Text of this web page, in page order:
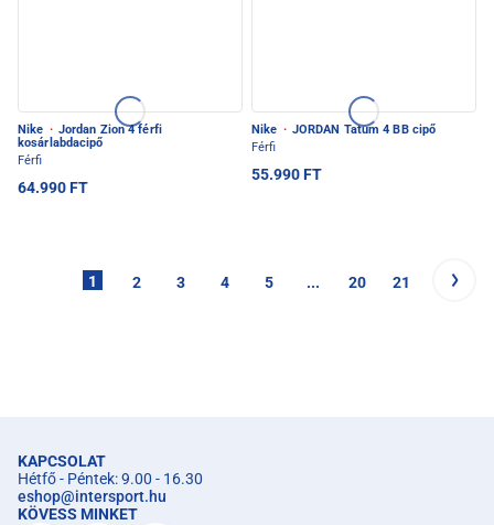
Nike · Jordan Zion 4 férfi
kosárlabdacipő
Férfi
64.990 FT
Nike · JORDAN Tatum 4 BB cipő
Férfi
55.990 FT
1 2 3 4 5 ... 20 21
KAPCSOLAT
Hétfő - Péntek: 9.00 - 16.30
eshop@intersport.hu
KÖVESS MINKET